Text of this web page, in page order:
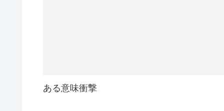
ある意味衝撃